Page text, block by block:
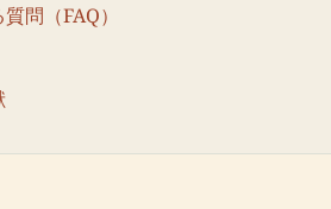
問（FAQ）